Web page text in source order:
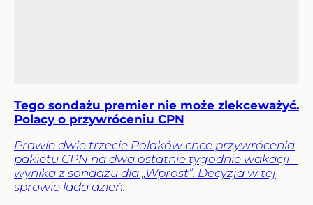
Tego sondażu premier nie może zlekceważyć.
Polacy o przywróceniu CPN
Prawie dwie trzecie Polaków chce przywrócenia
pakietu CPN na dwa ostatnie tygodnie wakacji –
wynika z sondażu dla „Wprost”. Decyzja w tej
sprawie lada dzień.